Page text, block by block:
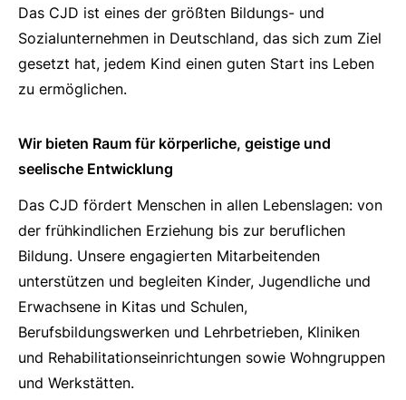
Das CJD ist eines der größten Bildungs- und
Sozialunternehmen in Deutschland, das sich zum Ziel
gesetzt hat, jedem Kind einen guten Start ins Leben
zu ermöglichen.
Wir bieten Raum für körperliche, geistige und
seelische Entwicklung
Das CJD fördert Menschen in allen Lebenslagen: von
der frühkindlichen Erziehung bis zur beruflichen
Bildung. Unsere engagierten Mitarbeitenden
unterstützen und begleiten Kinder, Jugendliche und
Erwachsene in Kitas und Schulen,
Berufsbildungswerken und Lehrbetrieben, Kliniken
und Rehabilitationseinrichtungen sowie Wohngruppen
und Werkstätten.